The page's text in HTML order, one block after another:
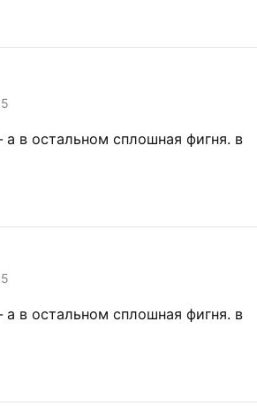
в остальном сплошная фигня. в
в остальном сплошная фигня. в